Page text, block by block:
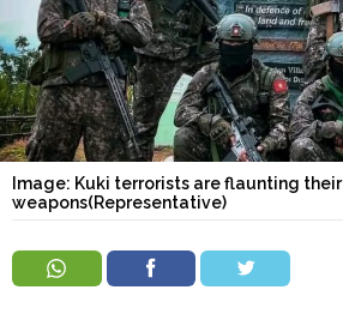
Hindu
Temples
Image: Kuki terrorists are flaunting their
weapons(Representative)